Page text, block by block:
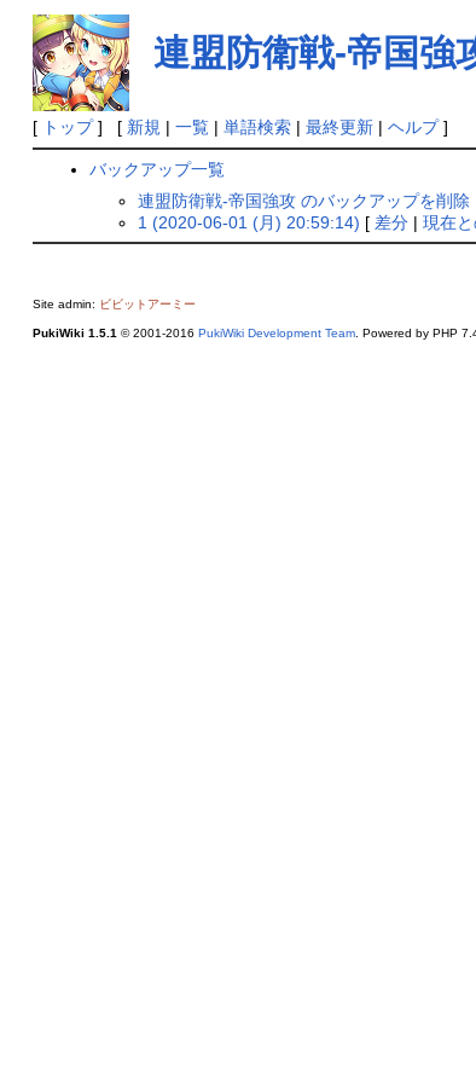
連盟防衛戦-帝国強
[ トップ] [ 新規 | 一覧| 単語検索| 最終更新| ヘルプ]
バックアップ一覧
連盟防衛戦-帝国強攻 のバックアップを削除
1 (2020-06-01 (月) 20:59:14) [ 差分 |現在
Site admin: ビビットアーミー
PukiWiki 1.5.1 © 2001-2016 PukiWiki Development Team. Powered by PHP